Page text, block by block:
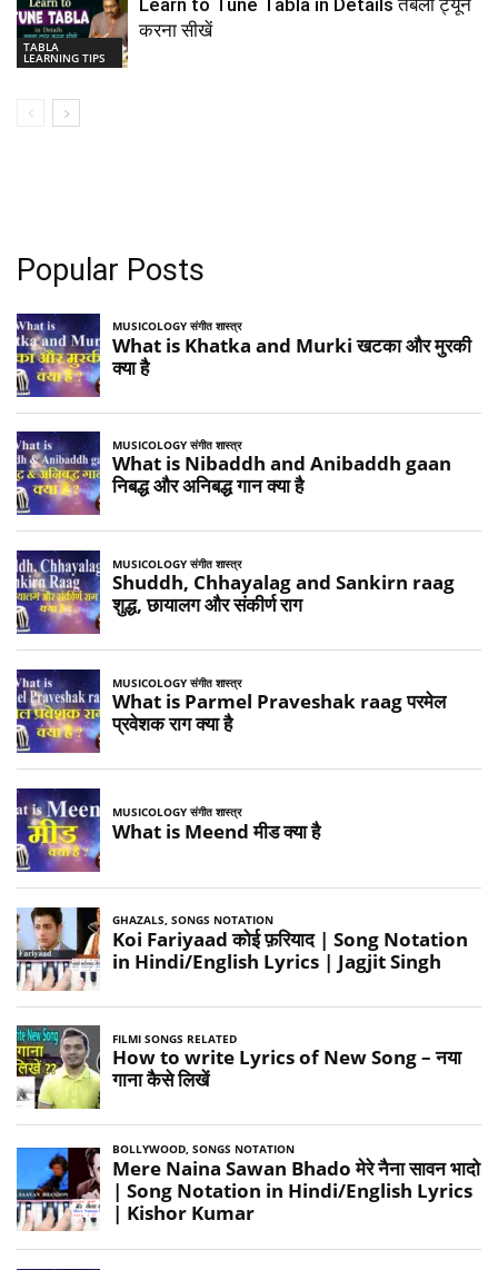
TABLA
LEARNING TIPS
करना सीखें
Popular Posts